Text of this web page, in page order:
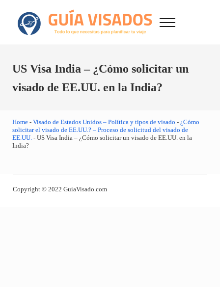
GuiaVisado.com - Guía de visados de viaje en
Otro sitio realizado con WordPress
Menu
US Visa India – ¿Cómo solicitar un
visado de EE.UU. en la India?
Home- Visado de Estados Unidos – Política y tipos de visado - ¿Cómo
solicitar el visado de EE.UU.? – Proceso de solicitud del visado de
EE.UU.- US Visa India – ¿Cómo solicitar un visado de EE.UU. en la
India?
Copyright © 2022 GuiaVisado.com